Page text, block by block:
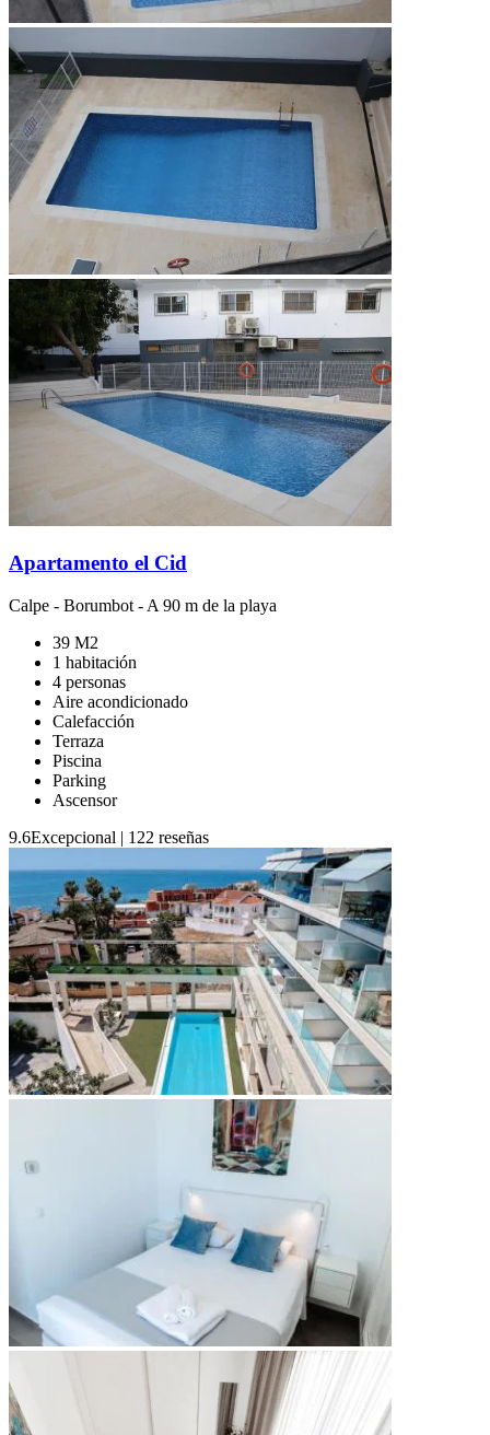
Apartamento el Cid
Calpe - Borumbot - A 90 m de la playa
39 M2
1 habitación
4 personas
Aire acondicionado
Calefacción
Terraza
Piscina
Parking
Ascensor
9.6Excepcional | 122 reseñas